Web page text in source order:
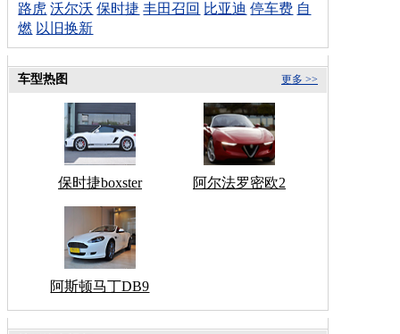
路虎 沃尔沃 保时捷 丰田召回 比亚迪 停车费 自
燃 以旧换新
更多 >>
车型热图
保时捷boxster 阿尔法罗密欧2
阿斯顿马丁DB9